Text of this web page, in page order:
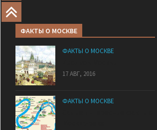
ФАКТЫ О МОСКВЕ
ФАКТЫ О МОСКВЕ
17 АВГ, 2016
ФАКТЫ О МОСКВЕ